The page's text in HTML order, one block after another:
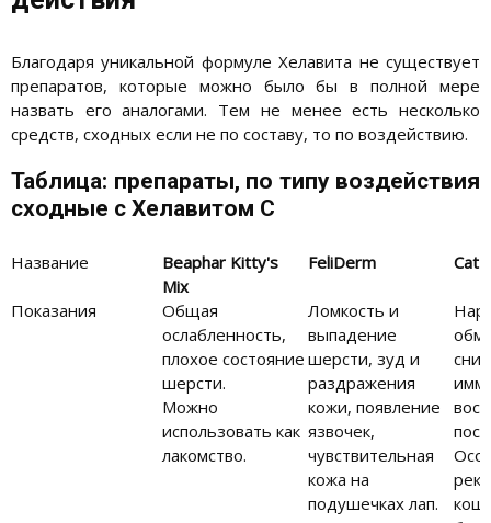
Благодаря уникальной формуле Хелавита не существует
препаратов, которые можно было бы в полной мере
назвать его аналогами. Тем не менее есть несколько
средств, сходных если не по составу, то по воздействию.
Таблица: препараты, по типу воздействия
сходные с Хелавитом С
Название
Beaphar Kitty's
Mix
FeliDerm Cat
Показания
Общая
ослабленность,
плохое состояние
шерсти.
Можно
использовать как
лакомство.
Ломкость и
выпадение
шерсти, зуд и
раздражения
кожи, появление
язвочек,
чувствительная
кожа на
подушечках лап.